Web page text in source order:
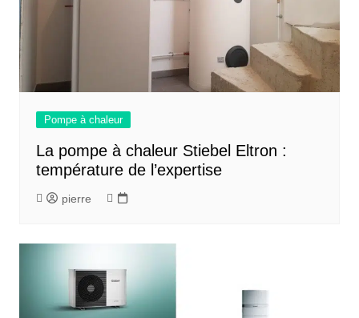
Pompe à chaleur
La pompe à chaleur Stiebel Eltron :
température de l’expertise
pierre